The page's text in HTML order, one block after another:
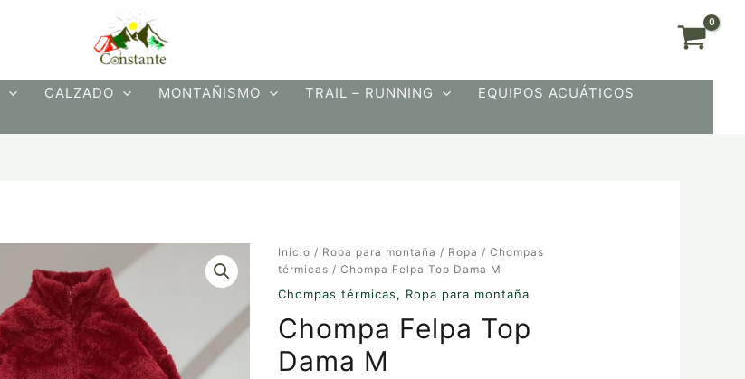
CALZADO MONTAÑISMO TRAIL – RUNNING
EQUIPOS ACUÁTICOS
Inicio / Ropa para montaña / Ropa /Chompas
térmicas / Chompa Felpa Top Dama M
Chompas térmicas, Ropa para montaña
Chompa Felpa Top
Dama M
Chompa
Felpa
Dama
M
cantidad